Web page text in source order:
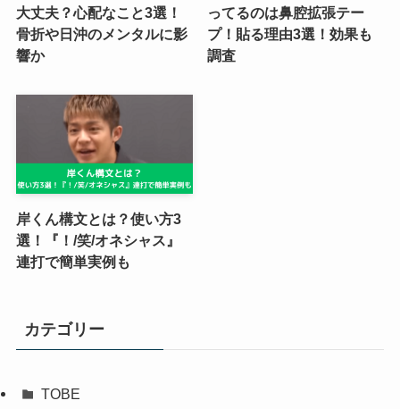
大丈夫？心配なこと3選！
骨折や日沖のメンタルに影
響か
ってるのは鼻腔拡張テー
プ！貼る理由3選！効果も
調査
岸くん構文とは？使い方3
選！『！/笑/オネシャス』
連打で簡単実例も
カテゴリー
TOBE